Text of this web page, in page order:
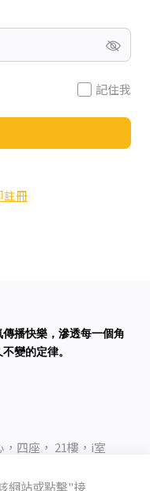
記住我
註冊
播快樂，滲透每一個角
變的定律。
四座， 21樓，i室
網站或點擊"接